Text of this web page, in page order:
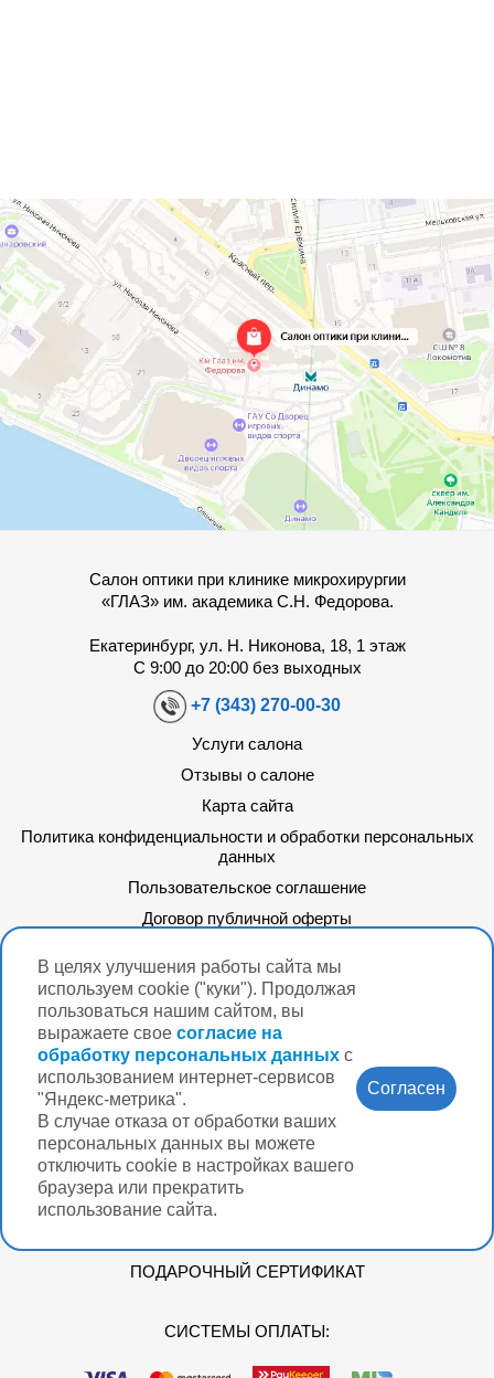
В целях улучшения работы сайта мы
используем cookie ("куки"). Продолжая
пользоваться нашим сайтом, вы
выражаете свое согласие на
обработку персональных данных с
использованием интернет-сервисов
"Яндекс-метрика".
В случае отказа от обработки ваших
персональных данных вы можете
отключить cookie в настройках вашего
браузера или прекратить
использование сайта.
Согласен
Салон оптики при клинике микрохирургии
«ГЛАЗ» им. академика С.Н. Федорова.
Екатеринбург, ул. Н. Никонова, 18, 1 этаж
С 9:00 до 20:00 без выходных
+7 (343) 270-00-30
Услуги салона
Отзывы о салоне
Карта сайта
Политика конфиденциальности и обработки персональных
данных
Пользовательское соглашение
Договор публичной оферты
Очки
Контактные линзы
Аксессуары для очков и МКЛ
Солнцезащитные очки
Ортокератологические («ночные») линзы
Аптечка
Подарочный сертификат
ЛИЧНЫЙ КАБИНЕТ
ПОДАРОЧНЫЙ СЕРТИФИКАТ
СИСТЕМЫ ОПЛАТЫ: